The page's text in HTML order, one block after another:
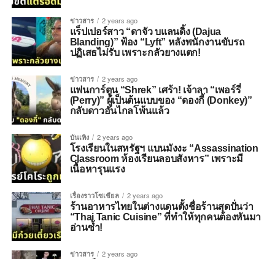
ข่าวสาร 2 years ago
แร็ปเปอร์สาว “ดาจัว บแลนดิ้ง (Dajua
Blanding)” ฟ้อง “Lyft” หลังพนักงานขับรถ
ปฏิเสธไม่รับ เพราะกลัวยางแตก!
ข่าวสาร 2 years ago
แฟนการ์ตูน​ “Shrek” เศร้า! เจ้าลา “เพอร์รี่
(Perry)” ผู้เป็นต้นแบบของ “ดองกี้ (Donkey)”
กลับดาวอันไกลโพ้นแล้ว
บันเทิง 2 years ago
โรงเรียนในสหรัฐฯ แบนมังงะ “Assassination
Classroom ห้องเรียนลอบสังหาร” เพราะมี
เนื้อหารุนแรง
เรื่องราวโซเชียล 2 years ago
ร้านอาหารไทยในต่างแดนตั้งชื่อร้านสุดปั่นว่า
“Thai Tanic Cuisine” ที่ทำให้ทุกคนต้องหันมา
อ่านซ้ำ!
ข่าวสาร 2 years ago